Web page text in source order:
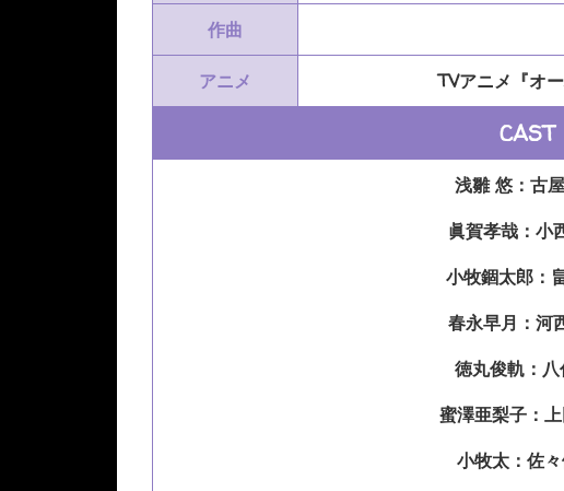
作曲
アニメ TVアニメ『オ
CAST
浅雛 悠：古
眞賀孝哉：小
小牧錮太郎：
春永早月：河
徳丸俊軌：
蜜澤亜梨子：
小牧太：佐